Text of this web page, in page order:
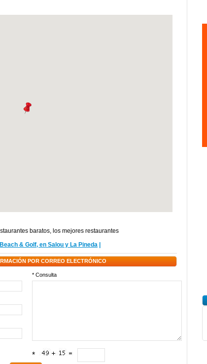
baratos, los mejores restaurantes
& Golf, en Salou y La Pineda
POR CORREO ELECTRÓNICO
* Consulta
*